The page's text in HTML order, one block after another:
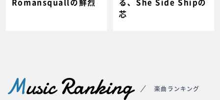
Romansquallの鮮烈
る、She Side Shipの
芯
Music Ranking 楽曲ランキング